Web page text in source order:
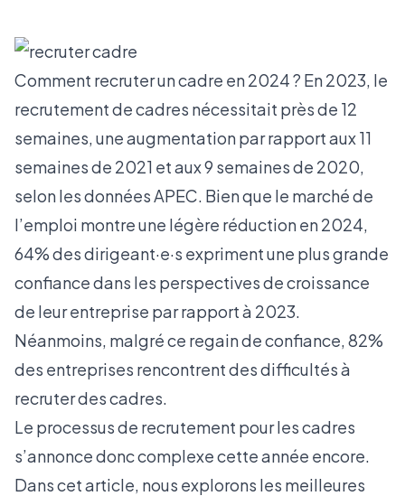
Comment recruter un cadre en 2024 ? En 2023, le
recrutement de cadres nécessitait près de 12
semaines, une augmentation par rapport aux 11
semaines de 2021 et aux 9 semaines de 2020,
selon les données APEC. Bien que le marché de
l’emploi montre une légère réduction en 2024,
64% des dirigeant·e·s expriment une plus grande
confiance dans les perspectives de croissance
de leur entreprise par rapport à 2023.
Néanmoins, malgré ce regain de confiance, 82%
des entreprises rencontrent des difficultés à
recruter des cadres.
Le processus de recrutement pour les cadres
s’annonce donc complexe cette année encore.
Dans cet article, nous explorons les meilleures